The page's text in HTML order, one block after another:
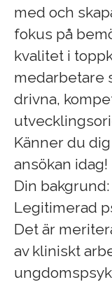
med och
fokus på
kvalitet i
medarbetare
drivna,
Känner du
ansökan idag!
Din bakgrund:
Legitimerad
Det är
av kliniskt